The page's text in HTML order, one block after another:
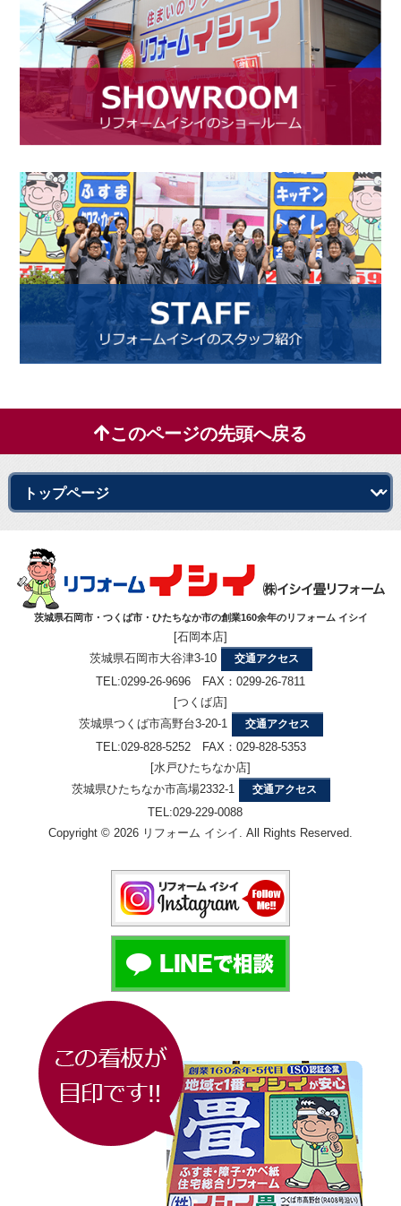
このページの先頭へ戻る
茨城県石岡市・つくば市・ひたちなか市の創業160余年のリフォーム イシイ
[石岡本店]
茨城県石岡市大谷津3-10
交通アクセス
TEL:0299-26-9696 FAX：0299-26-7811
[つくば店]
茨城県つくば市高野台3-20-1
交通アクセス
TEL:029-828-5252 FAX：029-828-5353
[水戸ひたちなか店]
茨城県ひたちなか市高場2332-1
交通アクセス
TEL:029-229-0088
Copyright © 2026 リフォーム イシイ. All Rights Reserved.